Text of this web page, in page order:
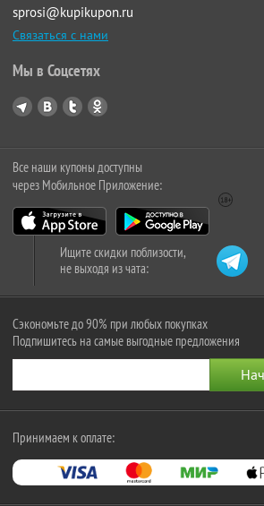
sprosi@kupikupon.ru
Связаться с нами
Мы в Соцсетях
Все наши купоны доступны
через Мобильное Приложение:
Ищите скидки поблизости,
не выходя из чата:
Сэкономьте до 90% при любых покупках
Подпишитесь на самые выгодные предложения
Принимаем к оплате: